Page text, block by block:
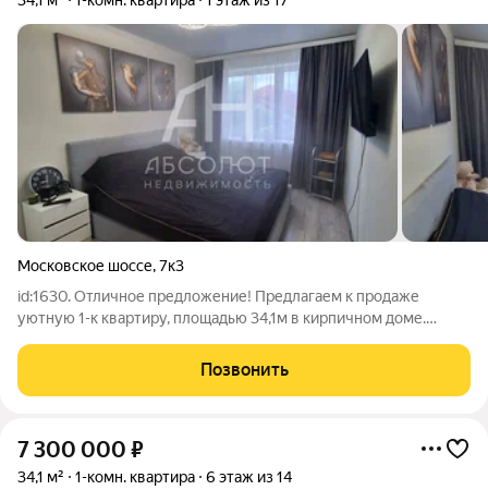
Московское шоссе,7к3
id:1630. Отличное предложение! Предлагаем к продаже
уютную 1-к квартиру, площадью 34,1м в кирпичном доме.
17-этажный кирпичный дом 2017 года постройки. Отличная
шумоизоляция и теплоизоляция. Цена
Позвонить
7 300 000 ₽
34,1 м² 1-комн. квартира 6 этаж из 14